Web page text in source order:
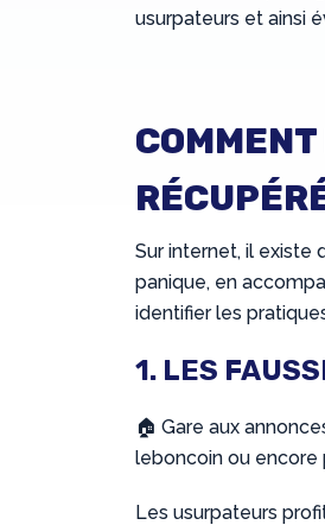
usurpateurs et ainsi
Sur internet, il existe
panique, en
identifier les
1. LES
🏠 Gare aux
leboncoin ou encore
Les usurpateurs